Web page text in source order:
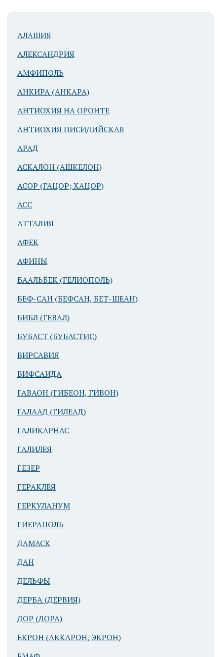
Беэр-Шева
Жертвенник
Беэр-Шева
(Вирсавия).
общественных
зданий и
Беэр-Шевой
(Вирсавией)
Реконструкция
Шевы
(Вирсавии)
Спуск к
Беэр-Шеве
(Вирсавии)
АЛАШИЯ
АЛЕКСАНДРИЯ
АМФИПОЛЬ
АНКИРА (АНКАРА)
АНТИОХИЯ НА ОРОНТЕ
АНТИОХИЯ ПИСИДИЙСКАЯ
АРАД
АСКАЛОН (АШКЕЛОН)
АСОР (ГАЦОР; ХАЦОР)
АСС
АТТАЛИЯ
АФЕК
АФИНЫ
БААЛЬБЕК (ГЕЛИОПОЛЬ)
БЕФ-САН (БЕФСАН, БЕТ-ШЕАН)
БИБЛ (ГЕВАЛ)
БУБАСТ (БУБАСТИС)
ВИРСАВИЯ
ВИФСАИДА
ГАВАОН (ГИБЕОН, ГИВОН)
ГАЛААД (ГИЛЕАД)
ГАЛИКАРНАС
ГАЛИЛЕЯ
ГЕЗЕР
ГЕРАКЛЕЯ
ГЕРКУЛАНУМ
ГИЕРАПОЛЬ
ДАМАСК
ДАН
ДЕЛЬФЫ
ДЕРБА (ДЕРВИЯ)
ДОР (ДОРА)
ЕКРОН (АККАРОН, ЭКРОН)